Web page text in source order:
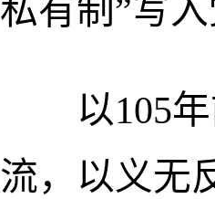
私有制”写
以105年
流，以义无